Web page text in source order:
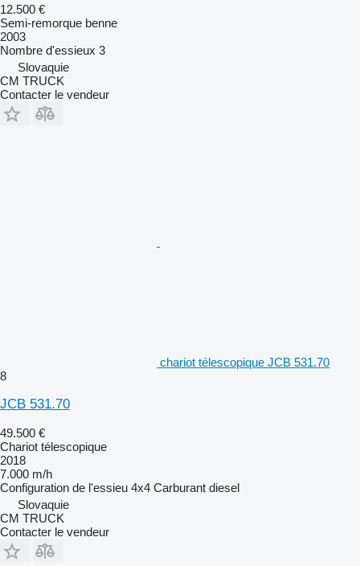
12.500 €
Semi-remorque benne
2003
Nombre d'essieux 3
Slovaquie
CM TRUCK
Contacter le vendeur
chariot télescopique JCB 531.70
8
JCB 531.70
49.500 €
Chariot télescopique
2018
7.000 m/h
Configuration de l'essieu 4x4 Carburant diesel
Slovaquie
CM TRUCK
Contacter le vendeur